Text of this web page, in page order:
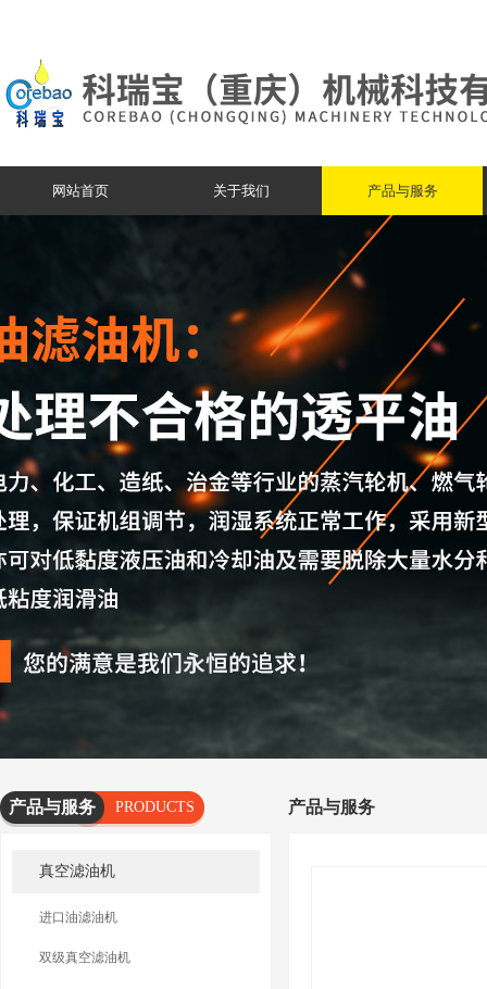
网站首页 关于我们 产品与服务
产品与服务
PRODUCTS
真空滤油机
进口油滤油机
双级真空滤油机
产品与服务